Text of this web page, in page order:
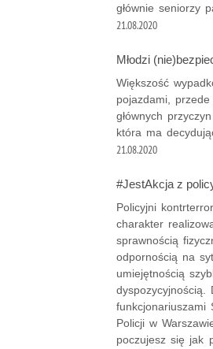
głównie seniorzy
21.08.2020
Młodzi
Większość
pojazdami,
głównych
która ma
21.08.2020
#JestAkcja z
Policyjni
charakter
sprawnością
odpornością na
umiejętnością
funkcjonariuszami
Policji w
poczujesz się jak